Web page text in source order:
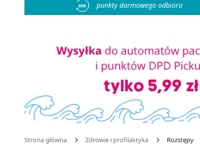
858 punkty darmowego odbioru
Strona główna Zdrowie i profilaktyka Rozstępy